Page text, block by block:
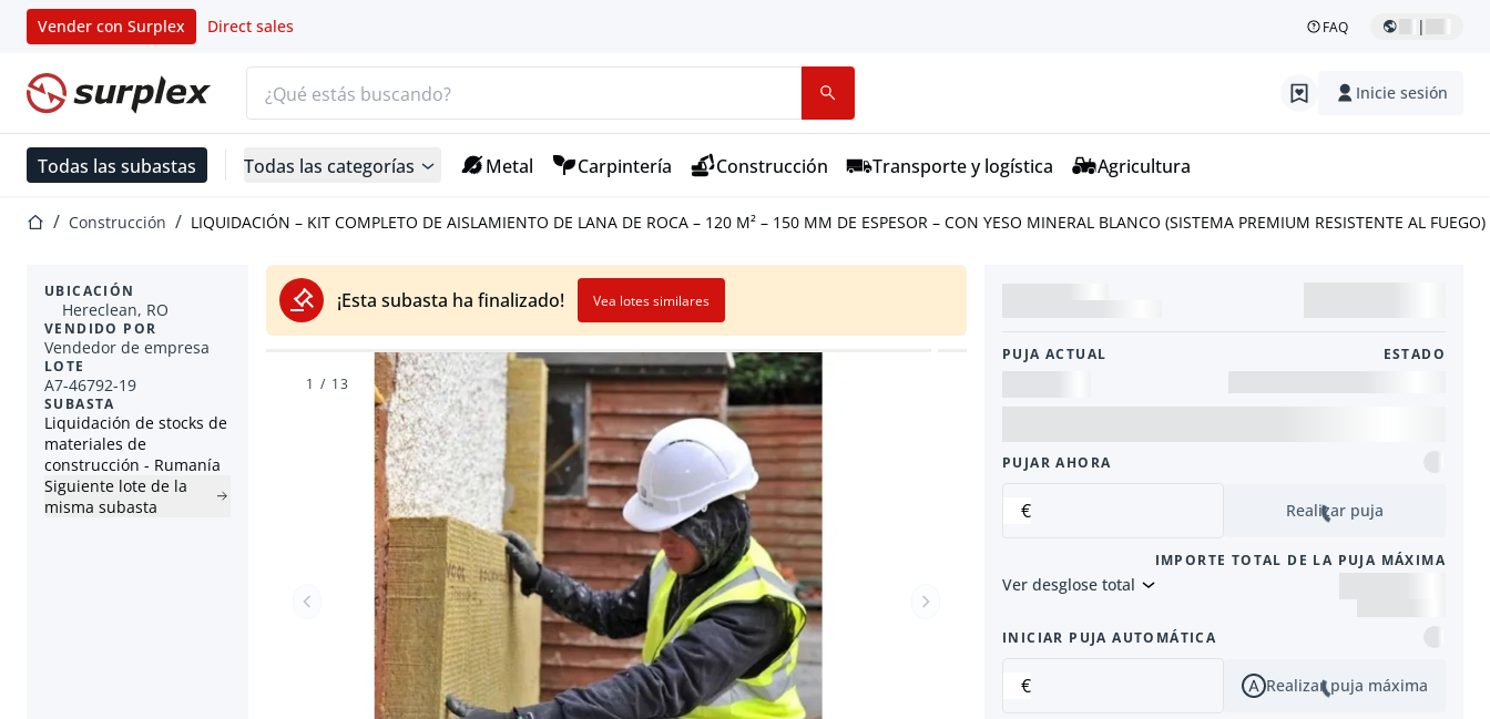
Vender con Surplex Direct sales FAQ |
Página de inicio Inicie sesión
Todas las subastas Todas las categorías Metal Carpintería Construcción Transporte y logística Agricultura
Página de inicio
Construcción Material de construcción
LIQUIDACIÓN – KIT COMPLETO DE AISLAMIENTO DE LANA DE ROCA – 120 M² – 150 MM DE ESPESOR – CON YESO MINERAL BLANCO (SISTEMA PREMIUM RESISTENTE AL FUEGO)
¡Esta subasta ha finalizado! Vea lotes similares
UBICACIÓN
Hereclean, RO
VENDIDO POR
Vendedor de empresa
LOTE
A7-46792-19
SUBASTA
Liquidación de stocks de
materiales de
construcción - Rumanía
Siguiente lote de la
misma subasta
Artículo anterior Artículo siguiente
1 / 13
PUJA ACTUAL ESTADO
PUJAR AHORA
€ Realizar puja
IMPORTE TOTAL DE LA PUJA MÁXIMA
Ver desglose total
INICIAR PUJA AUTOMÁTICA
€ Realizar puja máxima